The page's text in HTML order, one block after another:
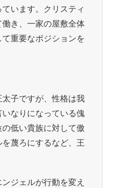
います。クリスティ
き、一家の屋敷全体
重要なポジションを
子ですが、性格は我
なりになっている傀
低い貴族に対して傲
蔑ろにするなど、王
ジェルが行動を変え